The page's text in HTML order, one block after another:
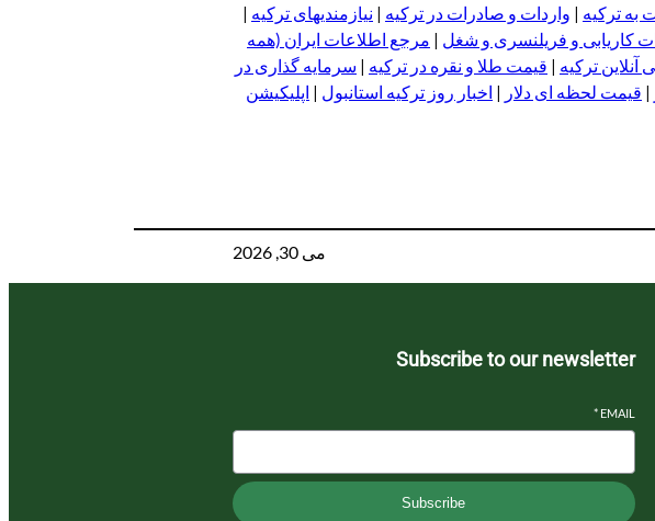
به ترکیه | واردات و صادرات در ترکیه | نیازمندیهای ترکیه |
کاریابی و فریلنسری و شغل | مرجع اطلاعات ایران (همه
آنلاین ترکیه | قیمت طلا و نقره در ترکیه | سرمایه گذاری در
| قیمت لحظه ای دلار | اخبار روز ترکیه استانبول | اپلیکیشن
می 30, 2026
Subscribe to our newsletter
EMAIL
*
Subscribe